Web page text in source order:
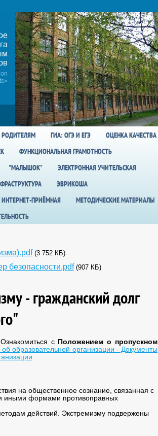
РОДИТЕЛЯМ ГИА: ОГЭ И ЕГЭ
ОЦЕНКА КАЧЕСТВА
ФУНКЦИОНАЛЬНАЯ ГРАМОТНОСТЬ
"МАЛЫШОК"
ЭЛЕКТРОННАЯ УЧИТЕЛЬСКАЯ
ЭВРИКОША
ИНТЕРНЕТ-ПРИЁМНАЯ
МЕТОДИЧЕСКИЕ МАТЕРИАЛЫ
(3 752 КБ)
безопасности.pdf (907 КБ)
- гражданский долг
с
Положением о пропускном
образовательной организации - Документы
на общественное сознание, связанная с
иными формами противоправных
действий. Экстремизму подвержены